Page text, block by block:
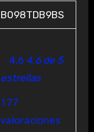
B098TDB9BS
4,6 4,6 de 5
estrellas
177
valoraciones